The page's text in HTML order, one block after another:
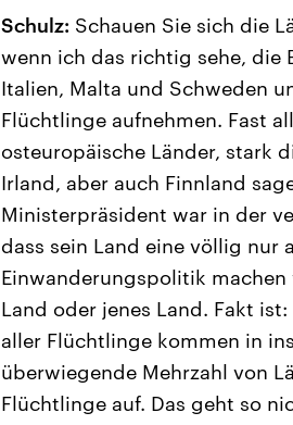
Schulz: Schauen Sie sich die
wenn ich das richtig sehe, die
Italien, Malta und Schweden
Flüchtlinge aufnehmen. Fast
osteuropäische Länder, stark
Irland, aber auch Finnland
Ministerpräsident war in der
dass sein Land eine völlig nur
Einwanderungspolitik machen
Land oder jenes Land. Fakt
aller Flüchtlinge kommen in
überwiegende Mehrzahl von
Flüchtlinge auf. Das geht so